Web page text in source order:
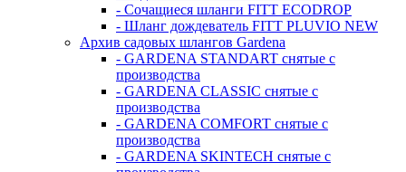
- Сочащиеся шланги FITT ECODROP
- Шланг дождеватель FITT PLUVIO NEW
Архив садовых шлангов Gardena
- GARDENA STANDART снятые с
производства
- GARDENA CLASSIC снятые с
производства
- GARDENA COMFORT снятые с
производства
- GARDENA SKINTECH снятые с